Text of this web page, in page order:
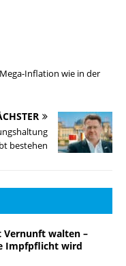
Inflation wie in der
bestehen
Vernunft walten –
Impfpflicht wird